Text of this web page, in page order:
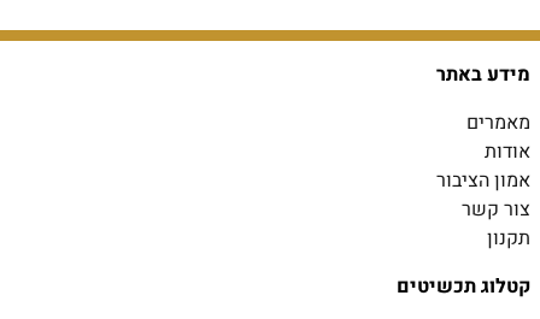
מידע באתר
מאמרים
אודות
אמון הציבור
צור קשר
תקנון
קטלוג תכשיטים